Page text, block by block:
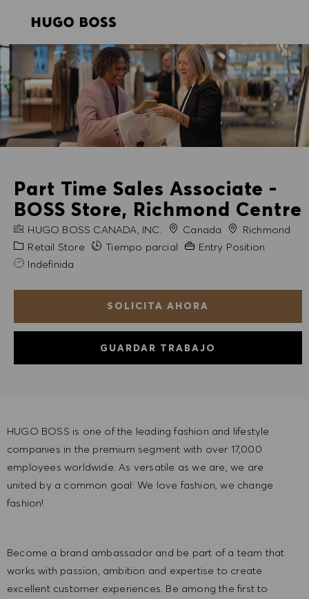
Part Time Sales Associate -
BOSS Store, Richmond Centre
NOMBRE DE LA EMPRESA
HUGO BOSS CANADA, INC. Canada Ciudad
Richmond
Categoría
Retail Store Tiempo parcial Experiencia necesaria
Entry Position
Indefinida
SOLICITA AHORA
GUARDAR TRABAJO
HUGO BOSS is one of the leading fashion and lifestyle
companies in the premium segment with over 17,000
employees worldwide. As versatile as we are, we are
united by a common goal: We love fashion, we change
fashion!
Become a brand ambassador and be part of a team that
works with passion, ambition and expertise to create
excellent customer experiences. Be among the first to